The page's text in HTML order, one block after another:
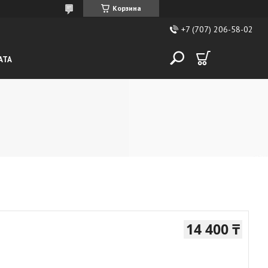
Корзина
+7 (707) 206-58-02
14 400 ₸